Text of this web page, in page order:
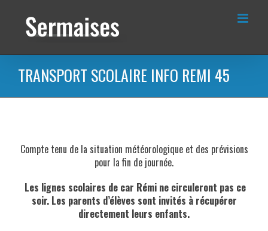
contenu
TRANSPORT SCOLAIRE INFO REMI 45
Compte tenu de la situation météorologique et des prévisions
pour la fin de journée.
Les lignes scolaires de car Rémi ne circuleront pas ce
soir. Les parents d’élèves sont invités à récupérer
directement leurs enfants.